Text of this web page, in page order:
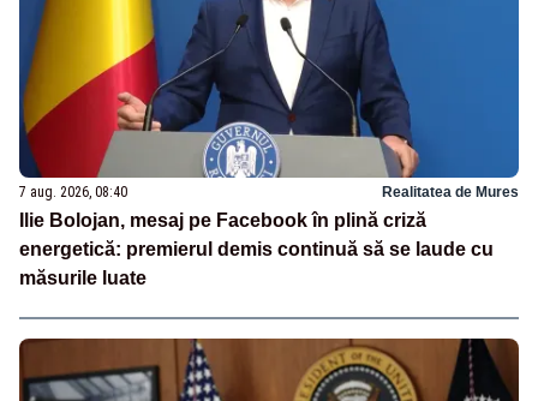
7 aug. 2026, 08:40 Realitatea de Mures
Ilie Bolojan, mesaj pe Facebook în plină criză
energetică: premierul demis continuă să se laude cu
măsurile luate